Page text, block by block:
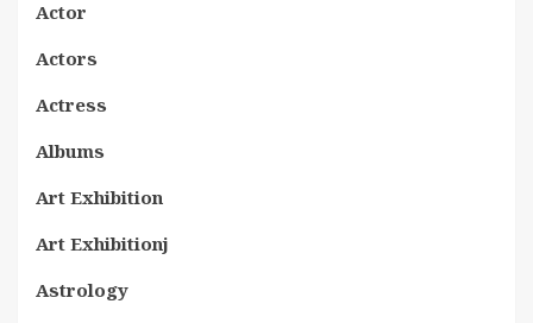
Actor
Actors
Actress
Albums
Art Exhibition
Art Exhibitionj
Astrology